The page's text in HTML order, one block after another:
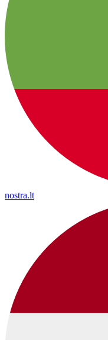
nostra.lt